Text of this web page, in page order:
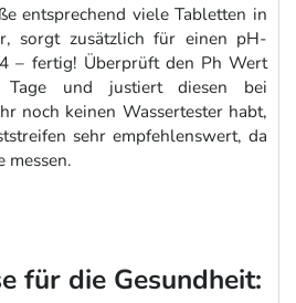
entsprechend viele Tabletten in
sorgt zusätzlich für einen pH-
– fertig! Überprüft den Ph Wert
und justiert diesen bei
noch keinen Wassertester habt,
sehr empfehlenswert, da
messen.
für die Gesundheit: